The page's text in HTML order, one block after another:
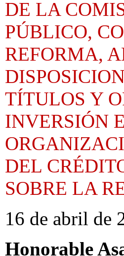
DE LA
PÚBLICO,
REFORMA,
TÍTULOS Y
INVERSIÓN
DEL
SOBRE LA
16 de abril de
Honorable